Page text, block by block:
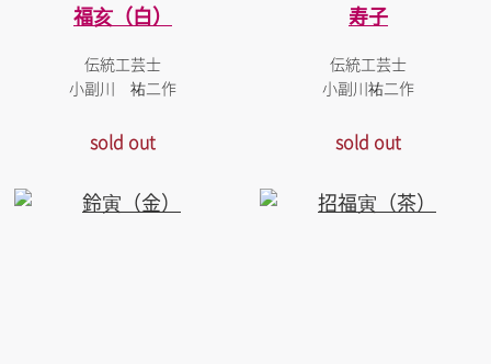
福亥（白）
伝統工芸士
小副川 祐二作
sold out
寿子
伝統工芸士
小副川祐二作
sold out